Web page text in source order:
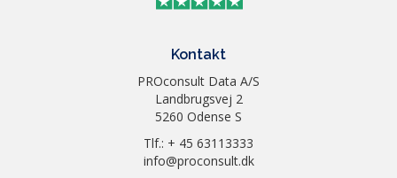
Kontakt
PROconsult Data A/S
Landbrugsvej 2
5260 Odense S
Tlf.: + 45 63113333
info@proconsult.dk